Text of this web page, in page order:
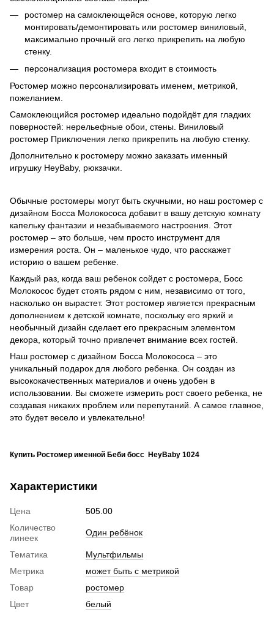
ростомер на самоклеющейся основе, которую легко
монтировать/демонтировать или ростомер виниловый,
максимально прочный его легко прикрепить на любую
стенку.
персонализация ростомера входит в стоимость
Ростомер можно персонализировать именем, метрикой,
пожеланием.
Самоклеющийся ростомер идеально подойдёт для гладких
поверностей: нерельефные обои, стены. Виниловый
ростомер Приключения легко прикрепить на любую стенку.
Дополнительно к ростомеру можно заказать именный
игрушку HeyBaby, рюкзачки.
Обычные ростомеры могут быть скучными, но наш ростомер с
дизайном Босса Молокососа добавит в вашу детскую комнату
капельку фантазии и незабываемого настроения. Этот
ростомер – это больше, чем просто инструмент для
измерения роста. Он – маленькое чудо, что расскажет
историю о вашем ребенке.
Каждый раз, когда ваш ребенок сойдет с ростомера, Босс
Молокосос будет стоять рядом с ним, независимо от того,
насколько он вырастет. Этот ростомер является прекрасным
дополнением к детской комнате, поскольку его яркий и
необычный дизайн сделает его прекрасным элементом
декора, который точно привлечет внимание всех гостей.
Наш ростомер с дизайном Босса Молокососа – это
уникальный подарок для любого ребенка. Он создан из
высококачественных материалов и очень удобен в
использовании. Вы сможете измерить рост своего ребенка, не
создавая никаких проблем или перепутаний. А самое главное,
это будет весело и увлекательно!
Купить Ростомер именной Беби босс HeyBaby 1024
Характеристики
Цена
505.00
Количество
линеек
Один ребёнок
Тематика
Мультфильмы
Метрика
может быть с метрикой
Товар
ростомер
Цвет
белый